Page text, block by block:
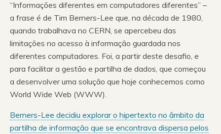
“Informações diferentes em computadores diferentes” –
a frase é de Tim Berners-Lee que, na década de 1980,
quando trabalhava no CERN, se apercebeu das
limitações no acesso à informação guardada nos
diferentes computadores. Foi, a partir deste desafio, e
para facilitar a gestão e partilha de dados, que começou
a desenvolver uma solução que hoje conhecemos como
World Wide Web (WWW).
Berners-Lee decidiu explorar o hipertexto no âmbito da
partilha de informação que se encontrava dispersa pelos